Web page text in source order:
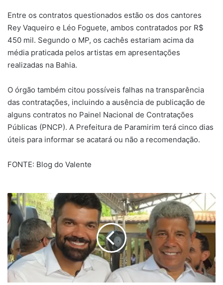
Entre os contratos questionados estão os dos cantores
Rey Vaqueiro e Léo Foguete, ambos contratados por R$
450 mil. Segundo o MP, os cachês estariam acima da
média praticada pelos artistas em apresentações
realizadas na Bahia.
O órgão também citou possíveis falhas na transparência
das contratações, incluindo a ausência de publicação de
alguns contratos no Painel Nacional de Contratações
Públicas (PNCP). A Prefeitura de Paramirim terá cinco dias
úteis para informar se acatará ou não a recomendação.
FONTE: Blog do Valente
Rogério
Andrade
celebra
aviso
de
licitação
para
asfaltamento
de